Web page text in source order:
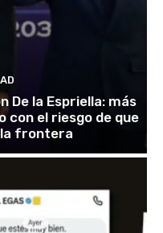
De la Espriella: más
con el riesgo de que
frontera